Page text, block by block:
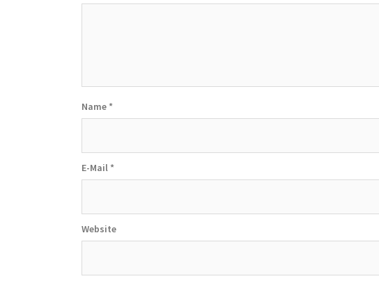
Name *
E-Mail *
Website